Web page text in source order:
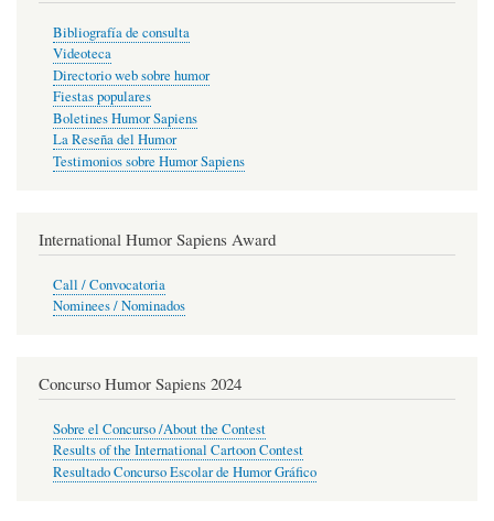
Bibliografía de consulta
Videoteca
Directorio web sobre humor
Fiestas populares
Boletines Humor Sapiens
La Reseña del Humor
Testimonios sobre Humor Sapiens
International Humor Sapiens Award
Call / Convocatoria
Nominees / Nominados
Concurso Humor Sapiens 2024
Sobre el Concurso /About the Contest
Results of the International Cartoon Contest
Resultado Concurso Escolar de Humor Gráfico